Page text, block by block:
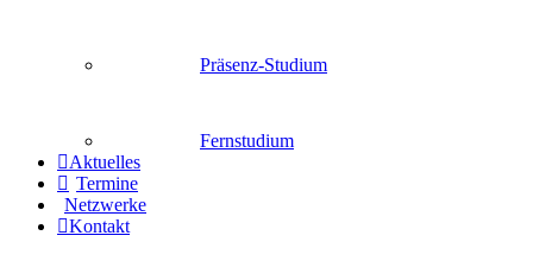
Präsenz-Studium
Fernstudium
Aktuelles
Termine
Netzwerke
Kontakt